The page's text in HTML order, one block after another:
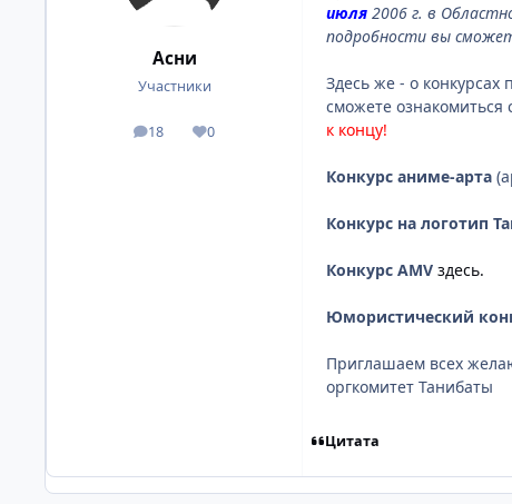
Асни
Участники
18
посты 0
Репутация
июля 2006 г. в
подробности вы
Здесь же - о
сможете
к концу!
Конкурс аниме-арта
Конкурс на логотип
Конкурс AMV здесь.
Юмористический
Приглашаем всех
оргкомитет Танибаты
Цитата